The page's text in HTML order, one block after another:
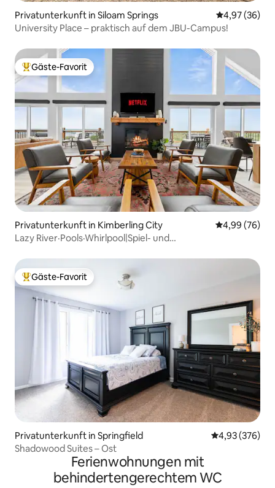
Privatunterkunft in Siloam Springs
4,97 (36)
University Place – praktisch auf dem JBU-Campus!
Beliebter Gäste-Favorit.
Gäste-Favorit
Privatunterkunft in Kimberling City
4,99 (76)
Lazy River·Pools·Whirlpool|Spiel- und
Beliebter Gäste-Favorit.
Gäste-Favorit
Privatunterkunft in Springfield
4,93 (376)
Shadowood Suites – Ost
Ferienwohnungen mit
behindertengerechtem WC